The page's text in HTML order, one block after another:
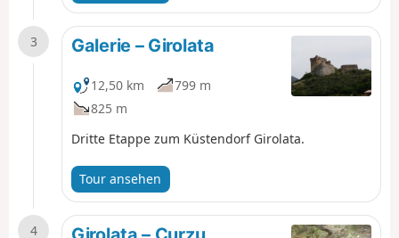
3 Galerie – Girolata
12,50 km
799 m
825 m
Dritte Etappe zum Küstendorf Girolata.
Tour ansehen
4